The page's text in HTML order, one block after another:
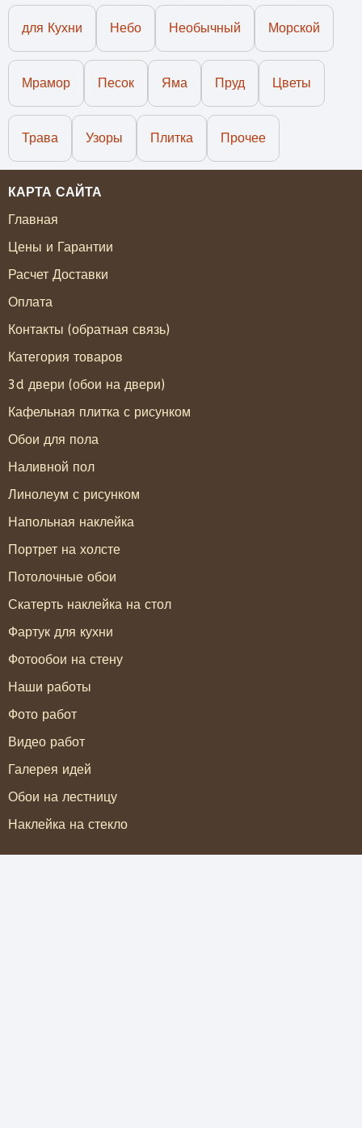
для Кухни Небо Необычный Морской
Мрамор Песок Яма Пруд Цветы
Трава Узоры Плитка Прочее
КАРТА САЙТА
Главная
Цены и Гарантии
Расчет Доставки
Оплата
Контакты (обратная связь)
Категория товаров
3d двери (обои на двери)
Кафельная плитка с рисунком
Обои для пола
Наливной пол
Линолеум с рисунком
Напольная наклейка
Портрет на холсте
Потолочные обои
Скатерть наклейка на стол
Фартук для кухни
Фотообои на стену
Наши работы
Фото работ
Видео работ
Галерея идей
Обои на лестницу
Наклейка на стекло